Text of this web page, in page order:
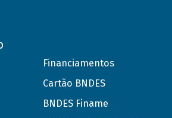
Financiamentos
Cartão BNDES
BNDES Finame